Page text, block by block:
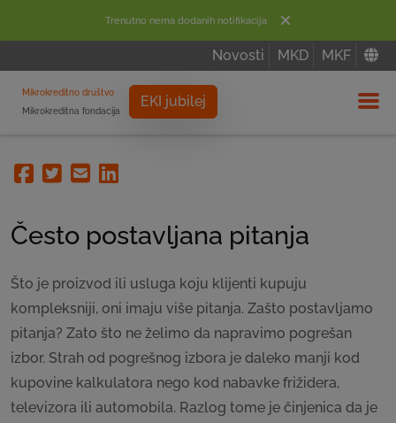
Trenutno nema dodanih notifikacija
Novosti MKD MKF
Mikrokreditno društvo
Mikrokreditna fondacija
EKI jubilej
Facebook
TwitterEmailLinkedin
Često postavljana pitanja
Što je proizvod ili usluga koju klijenti kupuju
kompleksniji, oni imaju više pitanja. Zašto postavljamo
pitanja? Zato što ne želimo da napravimo pogrešan
izbor. Strah od pogrešnog izbora je daleko manji kod
kupovine kalkulatora nego kod nabavke frižidera,
televizora ili automobila. Razlog tome je činjenica da je